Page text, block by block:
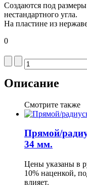
Создаются под
нестандартного угла.
На пластине из
0
Описание
Смотрите также
Прямой/
34 мм.
Цены указаны в
10% наценкой,
влияет.